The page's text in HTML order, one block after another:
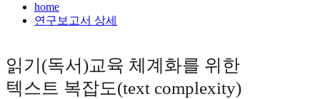
home
연구보고서 상세
읽기(독서)교육 체계화를 위한
텍스트 복잡도(text complexity)